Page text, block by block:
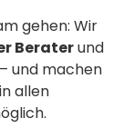
gehen: Wir
Beraterund
und machen
allen